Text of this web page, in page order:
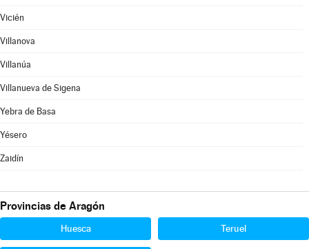
Vicién
Villanova
Villanúa
Villanueva de Sigena
Yebra de Basa
Yésero
Zaidín
Provincias de Aragón
Huesca Teruel